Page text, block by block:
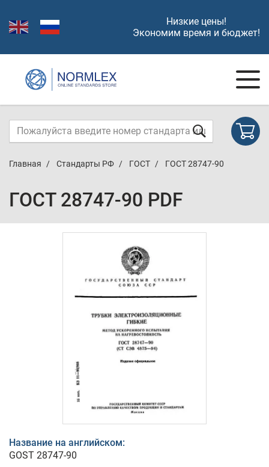
Низкие цены!
Экономим время и бюджет!
Главная Стандарты РФ ГОСТ ГОСТ 28747-90
ГОСТ 28747-90 PDF
Название на английском:
GOST 28747-90